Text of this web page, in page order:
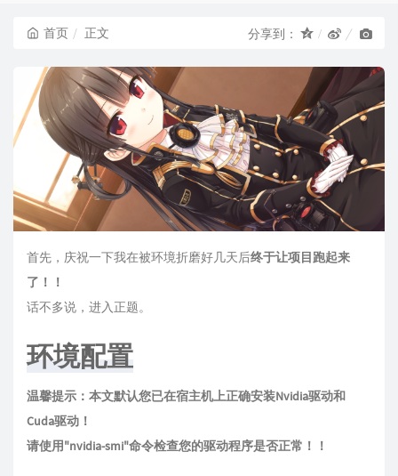
首页 正文 分享到：
首先，庆祝一下我在被环境折磨好几天后终于让项目跑起来
了！！
话不多说，进入正题。
环境配置
温馨提示：本文默认您已在宿主机上正确安装Nvidia驱动和
Cuda驱动！
请使用"nvidia-smi"命令检查您的驱动程序是否正常！！